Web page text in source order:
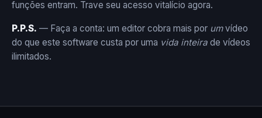
funções entram. Trave seu acesso vitalício agora.
P.P.S. — Faça a conta: um editor cobra mais por umvídeo
do que este software custa por uma vida inteira de vídeos
ilimitados.